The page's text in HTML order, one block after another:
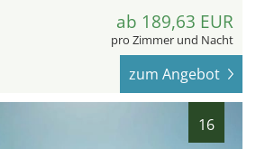
ab 189,63 EUR
pro Zimmer und Nacht
zum Angebot
16